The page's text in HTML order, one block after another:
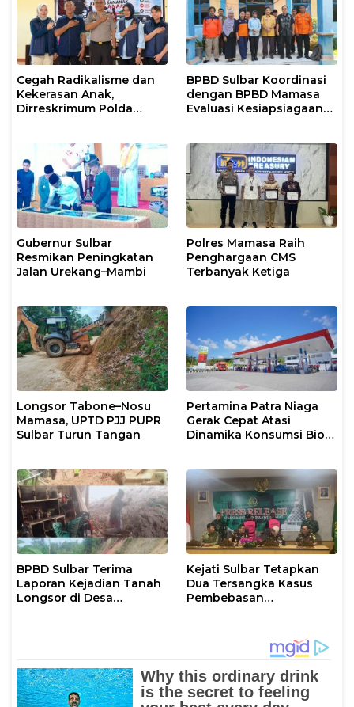
Cegah Radikalisme dan
Kekerasan Anak,
Dirreskrimum Polda
BPBD Sulbar Koordinasi
dengan BPBD Mamasa
Evaluasi Kesiapsiagaan
Gubernur Sulbar
Resmikan Peningkatan
Jalan Urekang–Mambi
Polres Mamasa Raih
Penghargaan CMS
Terbanyak Ketiga
Longsor Tabone–Nosu
Mamasa, UPTD PJJ PUPR
Sulbar Turun Tangan
Pertamina Patra Niaga
Gerak Cepat Atasi
Dinamika Konsumsi Bio
BPBD Sulbar Terima
Laporan Kejadian Tanah
Longsor di Desa
Kejati Sulbar Tetapkan
Dua Tersangka Kasus
Pembebasan